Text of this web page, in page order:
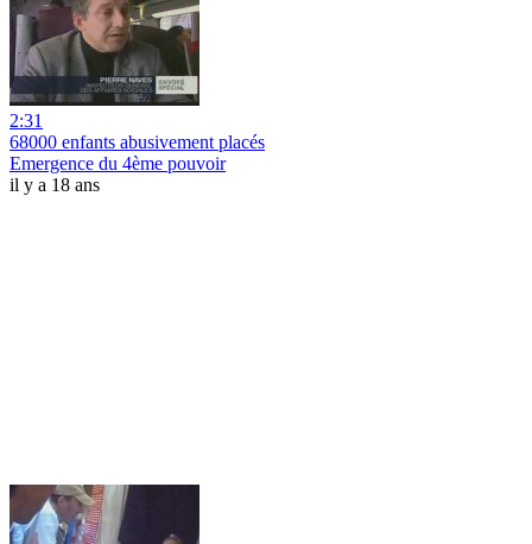
2:31
68000 enfants abusivement placés
Emergence du 4ème pouvoir
il y a 18 ans